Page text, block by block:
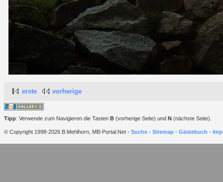
erste vorherige
Tipp: Verwende zum Navigieren die Tasten B (vorherige Seite) und N (nächste Seite).
© Copyright 1998-2026 B.Mehlhorn, MB-Portal.Net - Suche - Sitemap - Gästebuch -